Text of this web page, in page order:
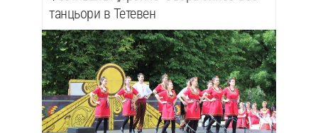
танцьори в Тетевен